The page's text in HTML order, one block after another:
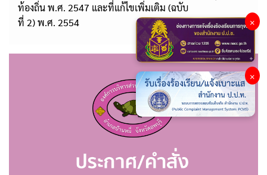
ท้องถิ่น พ.ศ. 2547 และที่แก้ไขเพิ่มเติม (ฉบับ
ที่ 2) พ.ศ. 2554
×
×